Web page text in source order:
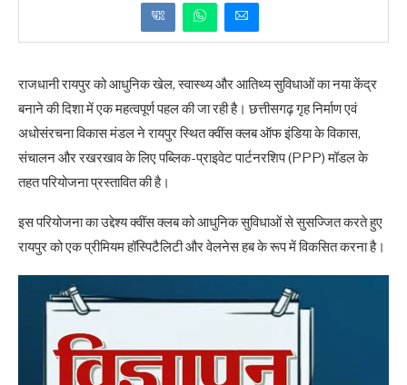
राजधानी रायपुर को आधुनिक खेल, स्वास्थ्य और आतिथ्य सुविधाओं का नया केंद्र
बनाने की दिशा में एक महत्वपूर्ण पहल की जा रही है। छत्तीसगढ़ गृह निर्माण एवं
अधोसंरचना विकास मंडल ने रायपुर स्थित क्वींस क्लब ऑफ इंडिया के विकास,
संचालन और रखरखाव के लिए पब्लिक-प्राइवेट पार्टनरशिप (PPP) मॉडल के
तहत परियोजना प्रस्तावित की है।
इस परियोजना का उद्देश्य क्वींस क्लब को आधुनिक सुविधाओं से सुसज्जित करते हुए
रायपुर को एक प्रीमियम हॉस्पिटैलिटी और वेलनेस हब के रूप में विकसित करना है।